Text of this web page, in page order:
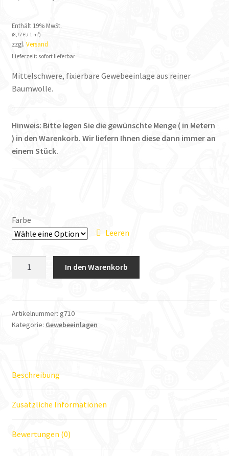
Enthält 19% MwSt.
(8,77€/ 1 m²)
zzgl. Versand
Lieferzeit: sofort lieferbar
Mittelschwere, fixierbare Gewebeeinlage aus reiner
Baumwolle.
Hinweis: Bitte legen Sie die gewünschte Menge ( in Metern
) in den Warenkorb. Wir liefern Ihnen diese dann immer an
einem Stück.
Farbe
Leeren
Menge
In den Warenkorb
Artikelnummer: g710
Kategorie: Gewebeeinlagen
Beschreibung
Zusätzliche Informationen
Bewertungen (0)